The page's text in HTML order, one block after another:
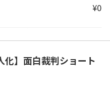
¥0
】面白裁判ショート